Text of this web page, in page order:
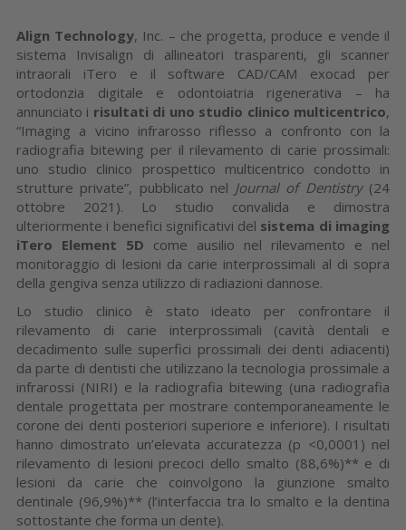
Align Technology, Inc. – che progetta, produce e vende il
sistema Invisalign di allineatori trasparenti, gli scanner
intraorali iTero e il software CAD/CAM exocad per
ortodonzia digitale e odontoiatria rigenerativa – ha
annunciato i risultati di uno studio clinico multicentrico,
“Imaging a vicino infrarosso riflesso a confronto con la
radiografia bitewing per il rilevamento di carie prossimali:
uno studio clinico prospettico multicentrico condotto in
strutture private”, pubblicato nel Journal of Dentistry(24
ottobre 2021). Lo studio convalida e dimostra
ulteriormente i benefici significativi del sistema di imaging
iTero Element 5D come ausilio nel rilevamento e nel
monitoraggio di lesioni da carie interprossimali al di sopra
della gengiva senza utilizzo di radiazioni dannose.
Lo studio clinico è stato ideato per confrontare il
rilevamento di carie interprossimali (cavità dentali e
decadimento sulle superfici prossimali dei denti adiacenti)
da parte di dentisti che utilizzano la tecnologia prossimale a
infrarossi (NIRI) e la radiografia bitewing (una radiografia
dentale progettata per mostrare contemporaneamente le
corone dei denti posteriori superiore e inferiore). I risultati
hanno dimostrato un’elevata accuratezza (p <0,0001) nel
rilevamento di lesioni precoci dello smalto (88,6%)** e di
lesioni da carie che coinvolgono la giunzione smalto
dentinale (96,9%)** (l’interfaccia tra lo smalto e la dentina
sottostante che forma un dente).